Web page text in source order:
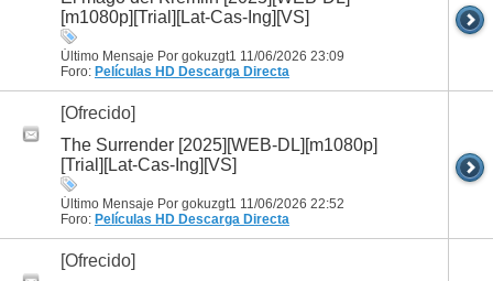
[m1080p][Trial][Lat-Cas-Ing][VS]
Último Mensaje Por gokuzgt1 11/06/2026 23:09
Foro: Películas HD Descarga Directa
[Ofrecido]
The Surrender [2025][WEB-DL][m1080p]
[Trial][Lat-Cas-Ing][VS]
Último Mensaje Por gokuzgt1 11/06/2026 22:52
Foro: Películas HD Descarga Directa
[Ofrecido]